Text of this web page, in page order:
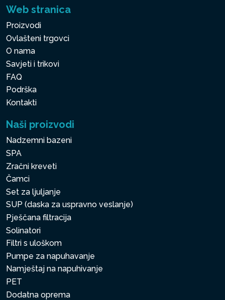
Web stranica
Proizvodi
Ovlašteni trgovci
O nama
Savjeti i trikovi
FAQ
Podrška
Kontakti
Naši proizvodi
Nadzemni bazeni
SPA
Zračni kreveti
Čamci
Set za ljuljanje
SUP (daska za uspravno veslanje)
Pješčana filtracija
Solinatori
Filtri s uloškom
Pumpe za napuhavanje
Namještaj na napuhivanje
PET
Dodatna oprema